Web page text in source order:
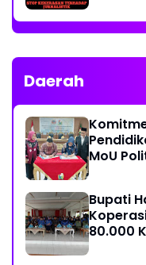
KERAS
Daerah
MoU
Bupati
80.000